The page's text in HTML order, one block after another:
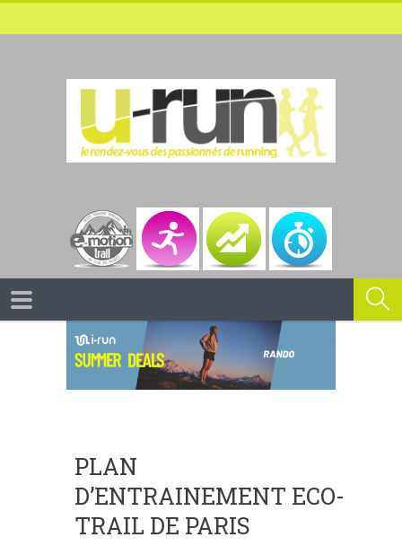
PLAN
D’ENTRAINEMENT ECO-
TRAIL DE PARIS